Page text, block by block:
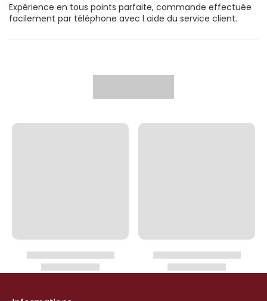
Expérience en tous points parfaite, commande effectuée
facilement par téléphone avec l aide du service client.